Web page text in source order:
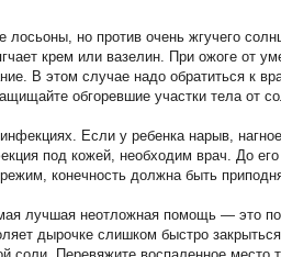
лосьоны, но против очень жгучего
крем или вазелин. При ожоге от
В этом случае надо обратиться к
обгоревшие участки тела от
Если у ребенка нарыв,
под кожей, необходим врач. До
конечность должна быть
лучшая неотложная помощь — это
дырочке слишком быстро